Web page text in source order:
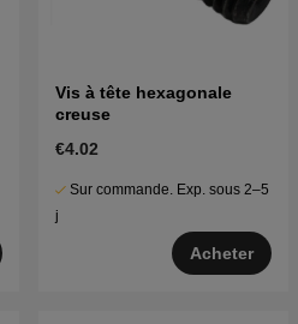
Vis à tête hexagonale
creuse
€4.02
Sur commande. Exp. sous 2–5
j
Acheter